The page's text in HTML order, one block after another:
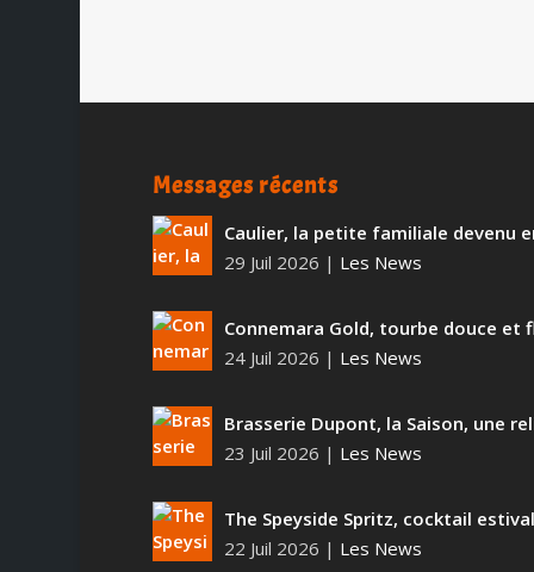
Messages récents
Caulier, la petite familiale devenu
29 Juil 2026 | Les News
Connemara Gold, tourbe douce et
24 Juil 2026 | Les News
Brasserie Dupont, la Saison, une
23 Juil 2026 | Les News
The Speyside Spritz, cocktail
22 Juil 2026 | Les News